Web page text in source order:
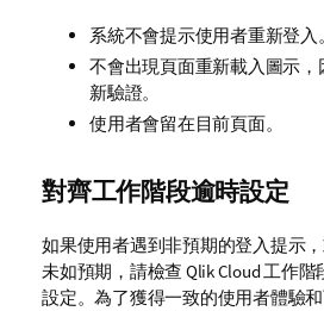
系統不會提示使用者重新登入。
不會出現頁面重新載入圖示
新驗證。
使用者會留在目前頁面。
對齊工作階段逾時設定
如果使用者遇到非預期的登入提示
未如預期，請檢查 Qlik Cloud工作階
設定。為了獲得一致的使用者體驗